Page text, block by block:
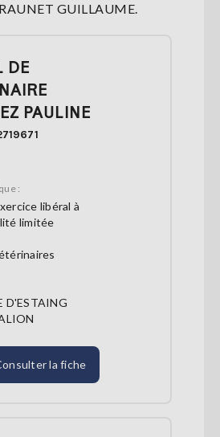
GUILLAUME.
DE
PAULINE
:
libéral à
limitée
D'ESTAING
la fiche